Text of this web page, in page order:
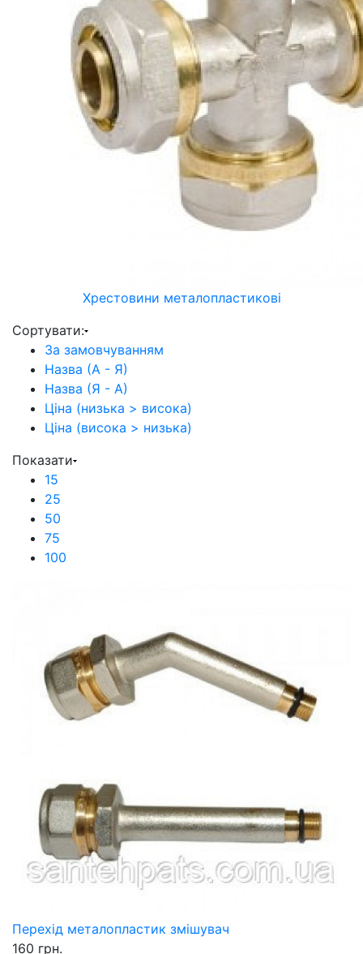
Хрестовини металопластикові
Сортувати:
За замовчуванням
Назва (А - Я)
Назва (Я - А)
Ціна (низька > висока)
Ціна (висока > низька)
Показати
15
25
50
75
100
Перехід металопластик змішувач
160 грн.